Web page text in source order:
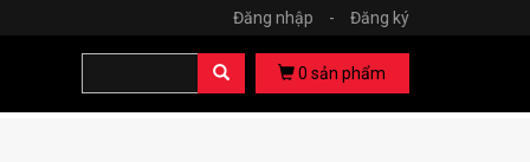
Đăng nhập - Đăng ký
0 sản phẩm